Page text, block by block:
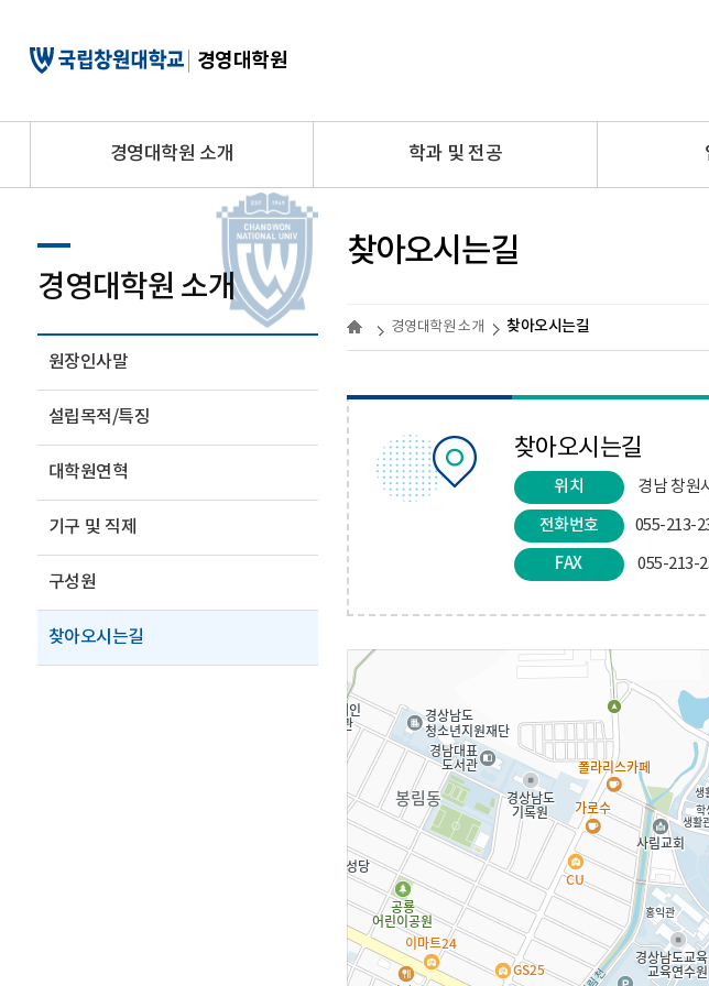
경영대학원
경영대학원 소개 학과 및 전공
경영대학원 소개
원장인사말
설립목적/특징
대학원연혁
기구 및 직제
구성원
찾아오시는길
찾아오시는길
경영대학원 소개 찾아오시는길
찾아오시는길
위치 경남 창원
전화번호 055-213-
FAX 055-213-